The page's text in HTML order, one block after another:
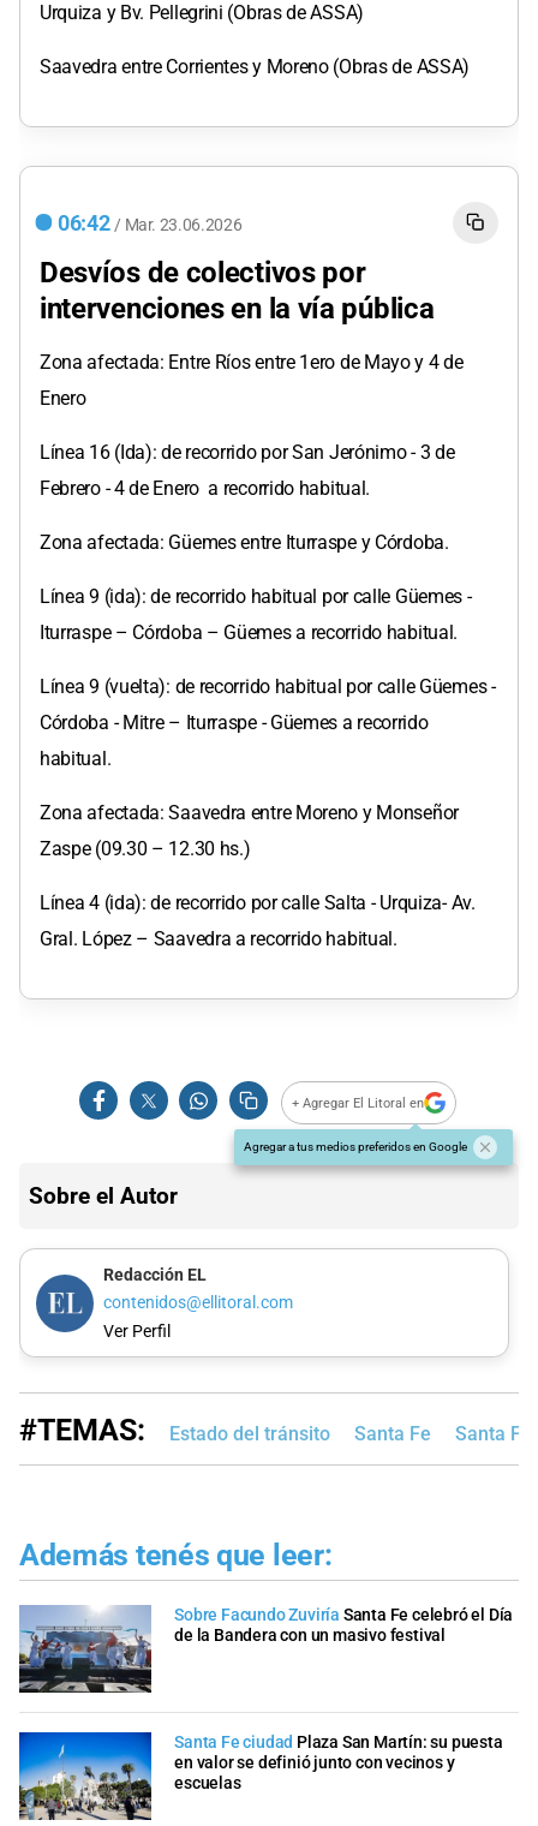
Urquiza y Bv. Pellegrini (Obras de ASSA)
Saavedra entre Corrientes y Moreno (Obras de ASSA)
06:42 / Mar. 23.06.2026
Desvíos de colectivos por
intervenciones en la vía pública
Zona afectada: Entre Ríos entre 1ero de Mayo y 4 de
Enero
Línea 16 (Ida): de recorrido por San Jerónimo - 3 de
Febrero - 4 de Enero a recorrido habitual.
Zona afectada: Güemes entre Iturraspe y Córdoba.
Línea 9 (ida): de recorrido habitual por calle Güemes -
Iturraspe – Córdoba – Güemes a recorrido habitual.
Línea 9 (vuelta): de recorrido habitual por calle Güemes -
Córdoba - Mitre – Iturraspe - Güemes a recorrido
habitual.
Zona afectada: Saavedra entre Moreno y Monseñor
Zaspe (09.30 – 12.30 hs.)
Línea 4 (ida): de recorrido por calle Salta - Urquiza- Av.
Gral. López – Saavedra a recorrido habitual.
+ Agregar El Litoral en
Agregar a tus medios preferidos en Google
Sobre el Autor
Redacción EL
contenidos@ellitoral.com
Ver Perfil
#TEMAS: Estado del tránsito Santa Fe Santa Fe
Además tenés que leer:
Sobre Facundo Zuviría Santa Fe celebró el Día
de la Bandera con un masivo festival
Santa Fe ciudad Plaza San Martín: su puesta
en valor se definió junto con vecinos y
escuelas